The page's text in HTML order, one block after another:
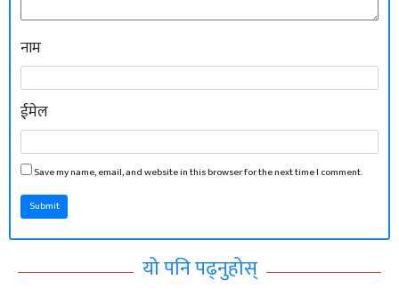
नाम
ईमेल
Save my name, email, and website in this browser for the next time I comment.
Submit
यो पनि पढ्नुहोस्